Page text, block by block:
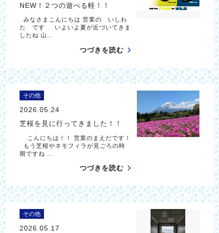
NEW！２つの遊べる軽！！
みなさまこんにちは 営業の いしわ
た です いよいよ夏が近づいてきま
したね 山…
つづきを読む
その他
2026.05.24
芝桜を見に行ってきました！！
こんにちは！！ 営業のまえだです！
もう芝桜やネモフィラが見ごろの時
期ですね …
つづきを読む
その他
2026.05.17